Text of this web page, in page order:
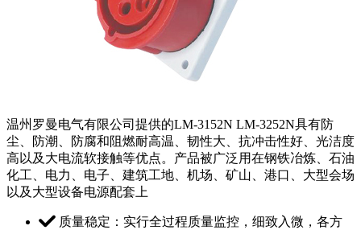
温州罗曼电气有限公司提供的LM-3152N LM-3252N具有防
尘、防潮、防腐和阻燃耐高温、韧性大、抗冲击性好、光洁度
高以及大电流软接触等优点。产品被广泛用在钢铁冶炼、石油
化工、电力、电子、建筑工地、机场、矿山、港口、大型会场
以及大型设备电源配套上
质量稳定：实行全过程质量监控，细致入微，各方